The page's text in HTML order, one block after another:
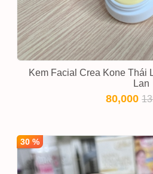
Kem Facial Crea Kone Thái
Lan
80,000
30 %